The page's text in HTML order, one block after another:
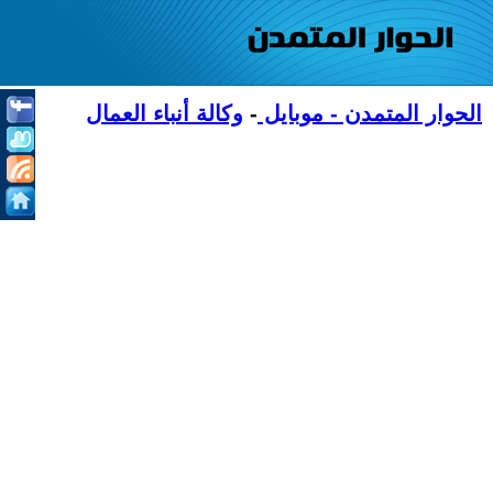
الحوار المتمدن - موبايل - وكالة أنباء العمال